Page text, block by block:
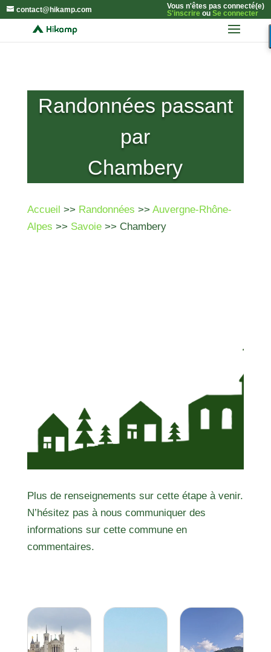
contact@hikamp.com
Vous n'êtes pas connecté(e)
S'inscrireou Se connecter
Randonnées passant
par
Chambery
Accueil >> Randonnées >> Auvergne-Rhône-
Alpes >> Savoie>> Chambery
Plus de renseignements sur cette étape à venir.
N’hésitez pas à nous communiquer des
informations sur cette commune en
commentaires.